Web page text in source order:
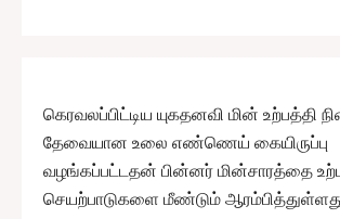
கெரவலப்பிட்டிய யுகதனவி மின் உற்பத்தி
தேவையான உலை எண்ணெய் கையிருப்பு
வழங்கப்பட்டதன் பின்னர் மின்சாரத்தை
செயற்பாடுகளை மீண்டும்